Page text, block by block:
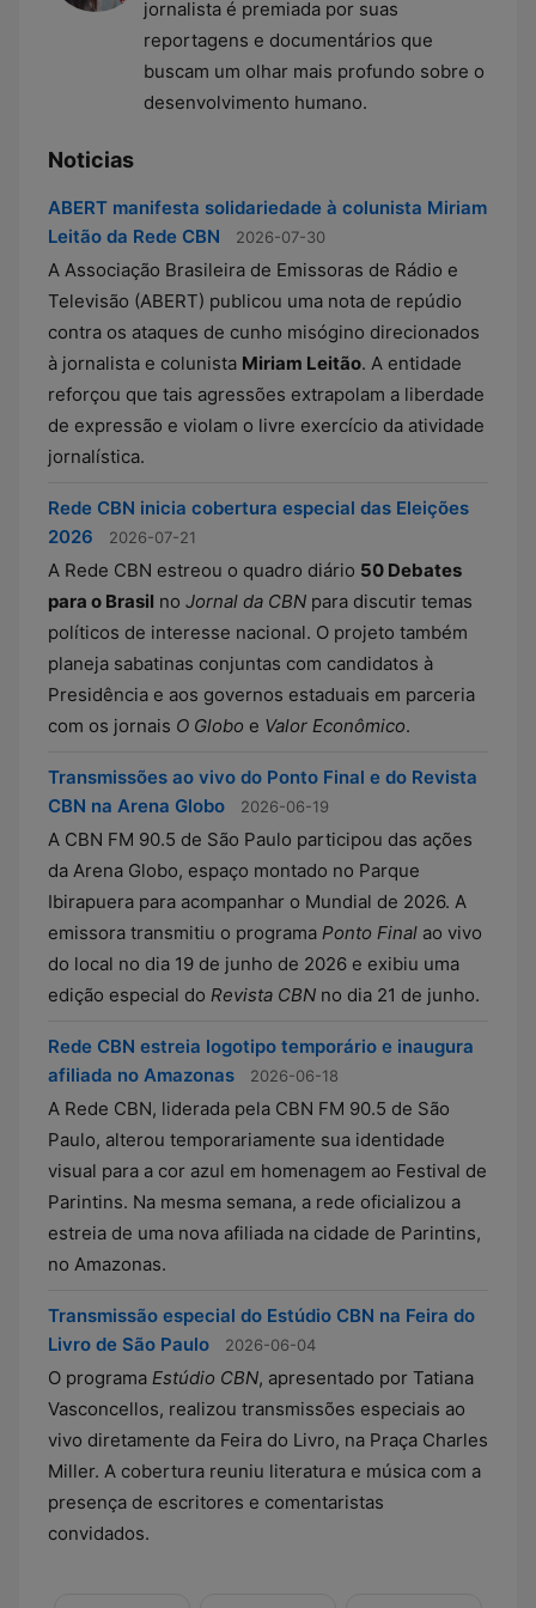
jornalista é premiada por suas
reportagens e documentários que
buscam um olhar mais profundo sobre o
desenvolvimento humano.
Noticias
ABERT manifesta solidariedade à colunista Miriam
Leitão da Rede CBN
2026-07-30
A Associação Brasileira de Emissoras de Rádio e
Televisão (ABERT) publicou uma nota de repúdio
contra os ataques de cunho misógino direcionados
à jornalista e colunista Miriam Leitão. A entidade
reforçou que tais agressões extrapolam a liberdade
de expressão e violam o livre exercício da atividade
jornalística.
Rede CBN inicia cobertura especial das Eleições
2026
2026-07-21
A Rede CBN estreou o quadro diário 50 Debates
para o Brasil no Jornal da CBN para discutir temas
políticos de interesse nacional. O projeto também
planeja sabatinas conjuntas com candidatos à
Presidência e aos governos estaduais em parceria
com os jornais O Globo e Valor Econômico.
Transmissões ao vivo do Ponto Final e do Revista
CBN na Arena Globo
2026-06-19
A CBN FM 90.5 de São Paulo participou das ações
da Arena Globo, espaço montado no Parque
Ibirapuera para acompanhar o Mundial de 2026. A
emissora transmitiu o programa Ponto Final ao vivo
do local no dia 19 de junho de 2026 e exibiu uma
edição especial do Revista CBN no dia 21 de junho.
Rede CBN estreia logotipo temporário e inaugura
afiliada no Amazonas
2026-06-18
A Rede CBN, liderada pela CBN FM 90.5 de São
Paulo, alterou temporariamente sua identidade
visual para a cor azul em homenagem ao Festival de
Parintins. Na mesma semana, a rede oficializou a
estreia de uma nova afiliada na cidade de Parintins,
no Amazonas.
Transmissão especial do Estúdio CBN na Feira do
Livro de São Paulo
2026-06-04
O programa Estúdio CBN, apresentado por Tatiana
Vasconcellos, realizou transmissões especiais ao
vivo diretamente da Feira do Livro, na Praça Charles
Miller. A cobertura reuniu literatura e música com a
presença de escritores e comentaristas
convidados.